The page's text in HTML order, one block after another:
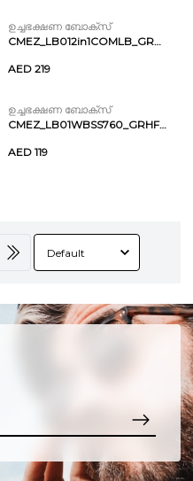
ഉച്ചഭക്ഷണ ബോക്സ്
CMEZ_LB012in1COMLB_GRDIEXP
AED 219
ഉച്ചഭക്ഷണ ബോക്സ്
CMEZ_LB01WBSS760_GRHFFMU
AED 119